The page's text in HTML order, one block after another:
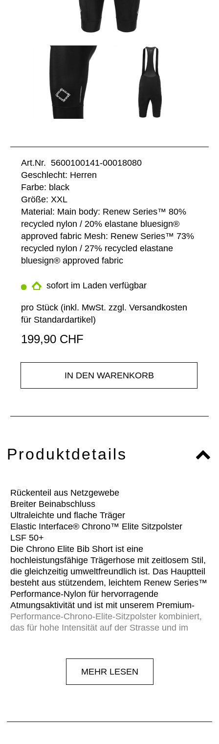
Art.Nr. 5600100141-00018080
Geschlecht: Herren
Farbe: black
Größe: XXL
Material: Main body: Renew Series™ 80%
recycled nylon / 20% elastane bluesign®
approved fabric Mesh: Renew Series™ 73%
recycled nylon / 27% recycled elastane
bluesign® approved fabric
sofort im Laden verfügbar
pro Stück (inkl. MwSt. zzgl. Versandkosten
für Standardartikel )
199,90 CHF
IN DEN WARENKORB
Produktdetails
Rückenteil aus Netzgewebe
Breiter Beinabschluss
Ultraleichte und flache Träger
Elastic Interface® Chrono™ Elite Sitzpolster
LSF 50+
Die Chrono Elite Bib Short ist eine
hochleistungsfähige Trägerhose mit zeitlosem Stil,
die gleichzeitig umweltfreundlich ist. Das Hauptteil
besteht aus stützendem, leichtem Renew Series™
Performance-Nylon für hervorragende
Atmungsaktivität und ist mit unserem Premium-
Performance-Chrono-Elite-Sitzpolster kombiniert,
das für hohe Intensität auf der Strasse und im
Körper anliegen, während die breiten
Beinabschlüsse einen sicheren Halt und eine
stabile Passform bieten. Reflektierende Details
MEHR LESEN